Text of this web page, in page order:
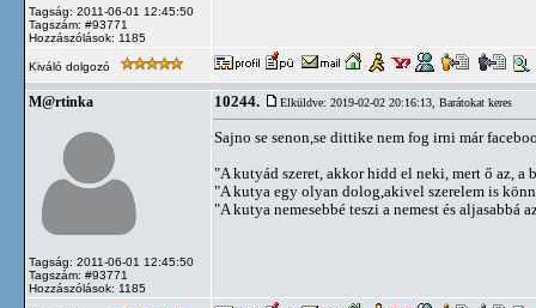
Tagság: 2011-06-01 12:45:50
Tagszám: #93771
Hozzászólások: 1185
Kiváló dolgozó
M@rtinka
Tagság: 2011-06-01 12:45:50
Tagszám: #93771
Hozzászólások: 1185
10244. Elküldve: 2019-02-02 20:16:13, Barátokat keres
Sajno se senon,se dittike nem fog irni már
"A kutyád szeret, akkor hidd el neki, mert ő az, a
"A kutya egy olyan dolog,akivel szerelem is
"A kutya nemesebbé teszi a nemest és aljasabbá